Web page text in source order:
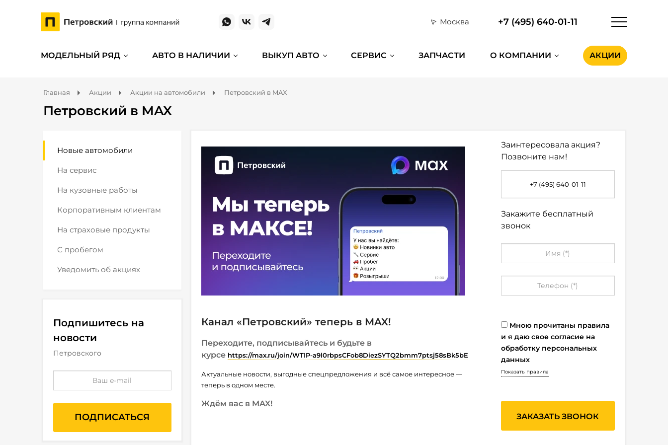
Москва +7 (495) 640-01-11
МОДЕЛЬНЫЙ РЯД АВТО В НАЛИЧИИ ВЫКУП АВТО СЕРВИС ЗАПЧАСТИ О КОМПАНИИ АКЦИИ
Главная Акции Акции на автомобили Петровский в MAX
Петровский в MAX
Новые автомобили
На сервис
На кузовные работы
Корпоративным клиентам
На страховые продукты
С пробегом
Уведомить об акциях
Подпишитесь на
новости
Петровского
Канал «Петровский» теперь в MAX!
Переходите, подписывайтесь и будьте в
курсе https://max.ru/join/WTIP-a9l0rbpsCFob8DiezSYTQ2bmm7ptsj58sBk5bE
Актуальные новости, выгодные спецпредложения и всё самое интересное —
теперь в одном месте.
Ждём вас в MAX!
Заинтересовала акция?
Позвоните нам!
+7 (495) 640-01-11
Закажите бесплатный
звонок
Мною прочитаны правила
и я даю свое согласие на
обработку персональных
данных
Показать правила